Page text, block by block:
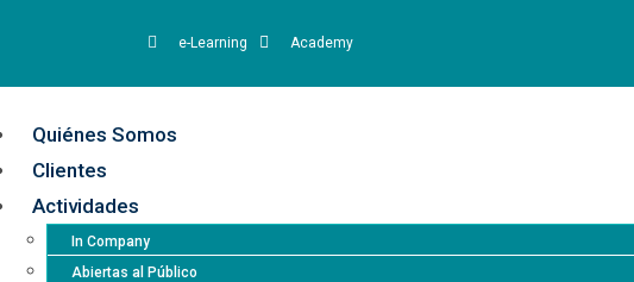
e-Learning Academy
Quiénes Somos
Clientes
Actividades
In Company
Abiertas al Público